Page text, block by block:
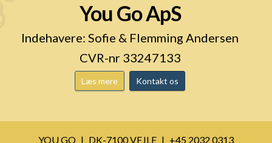
You Go ApS
Indehavere: Sofie & Flemming Andersen
CVR-nr 33247133
Læs mere Kontakt os
YOU GO DK-7100 VEJLE +45 2032 0313